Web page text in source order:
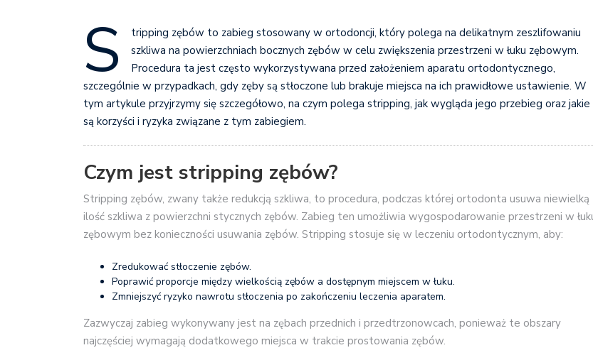
S
tripping zębów to zabieg stosowany w ortodoncji, który polega na delikatnym zeszlifowaniu
szkliwa na powierzchniach bocznych zębów w celu zwiększenia przestrzeni w łuku zębowym.
Procedura ta jest często wykorzystywana przed założeniem aparatu ortodontycznego,
szczególnie w przypadkach, gdy zęby są stłoczone lub brakuje miejsca na ich prawidłowe ustawienie. W
tym artykule przyjrzymy się szczegółowo, na czym polega stripping, jak wygląda jego przebieg oraz jakie
są korzyści i ryzyka związane z tym zabiegiem.
Czym jest stripping zębów?
Stripping zębów, zwany także redukcją szkliwa, to procedura, podczas której ortodonta usuwa niewielką
ilość szkliwa z powierzchni stycznych zębów. Zabieg ten umożliwia wygospodarowanie przestrzeni w
zębowym bez konieczności usuwania zębów. Stripping stosuje się w leczeniu ortodontycznym, aby:
Zredukować stłoczenie zębów.
Poprawić proporcje między wielkością zębów a dostępnym miejscem w łuku.
Zmniejszyć ryzyko nawrotu stłoczenia po zakończeniu leczenia aparatem.
Zazwyczaj zabieg wykonywany jest na zębach przednich i przedtrzonowcach, ponieważ te obszary
najczęściej wymagają dodatkowego miejsca w trakcie prostowania zębów.